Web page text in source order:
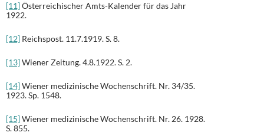
[11]Österreichischer Amts-Kalender für das Jahr
1922.
[12] Reichspost. 11.7.1919. S. 8.
[13]Wiener Zeitung. 4.8.1922. S. 2.
[14]Wiener medizinische Wochenschrift. Nr. 34/35.
1923. Sp. 1548.
[15]Wiener medizinische Wochenschrift. Nr. 26. 1928.
S. 855.